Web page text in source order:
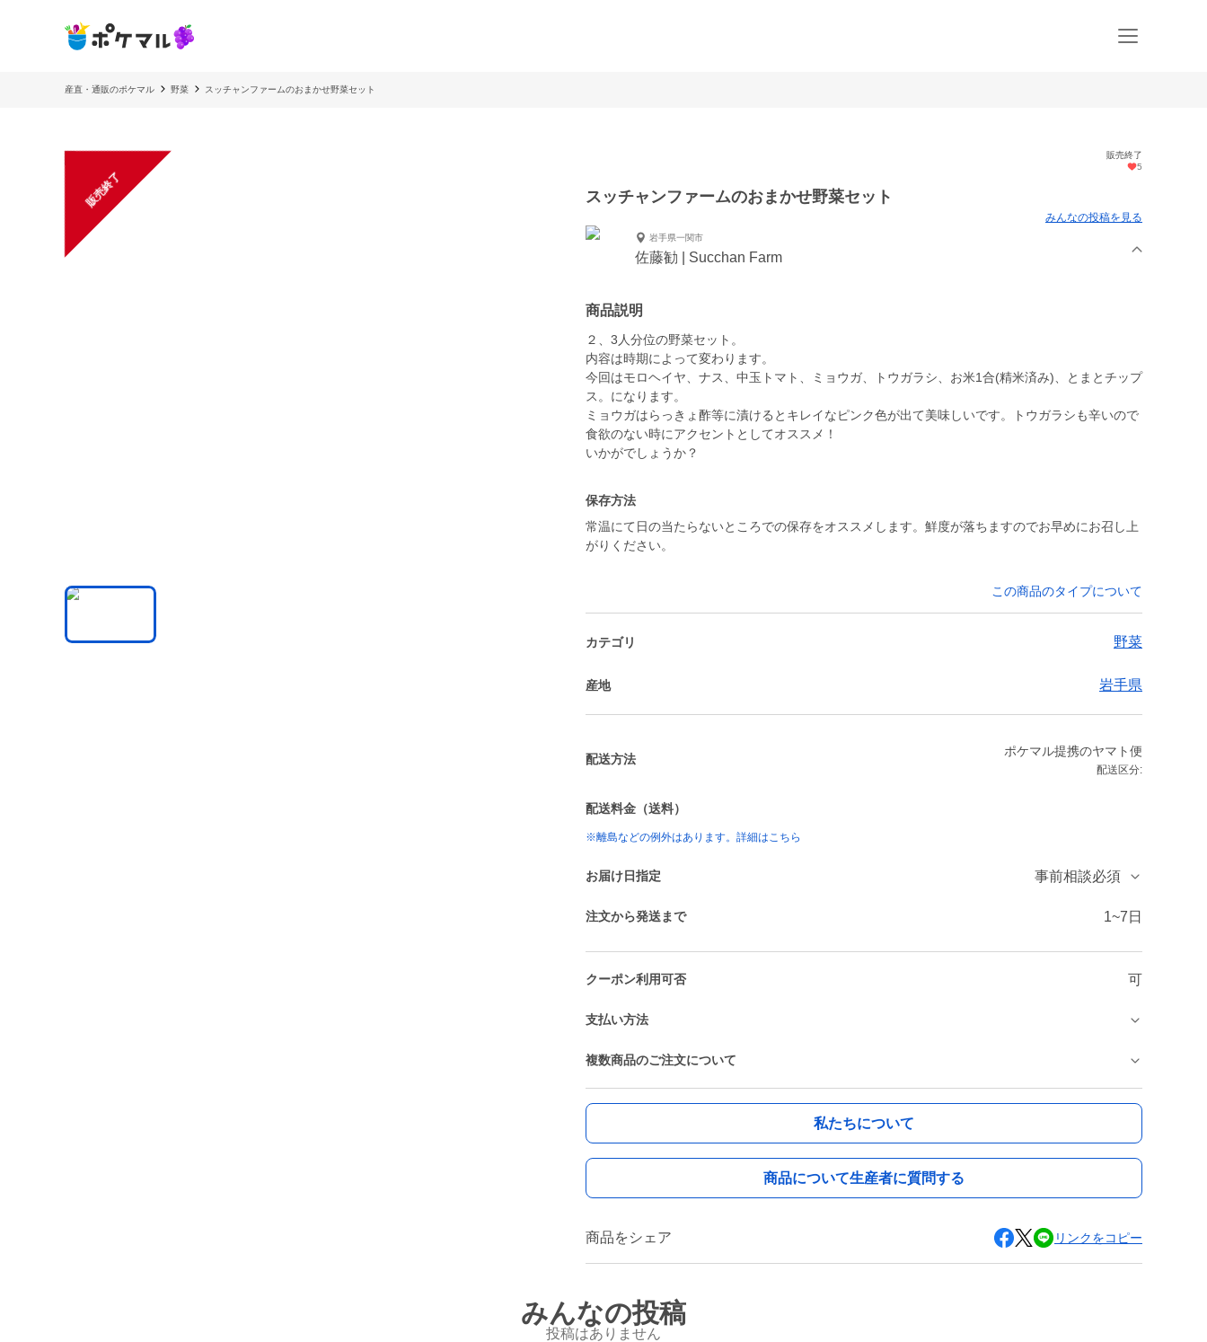
産直・通販のポケマル 野菜 スッチャンファームのおまかせ野菜セット
販売終了
販売終了
5
スッチャンファームのおまかせ野菜セット
みんなの投稿を見る
岩手県一関市
佐藤勧 | Succhan Farm
商品説明
２、3人分位の野菜セット。
内容は時期によって変わります。
今回はモロヘイヤ、ナス、中玉トマト、ミョウガ、トウガラシ、お米1合(精米済み)、とまとチップ
ス。になります。
ミョウガはらっきょ酢等に漬けるとキレイなピンク色が出て美味しいです。トウガラシも辛いので
食欲のない時にアクセントとしてオススメ！
いかがでしょうか？
保存方法
常温にて日の当たらないところでの保存をオススメします。鮮度が落ちますのでお早めにお召し上
がりください。
この商品のタイプについて
カテゴリ 野菜
産地 岩手県
配送方法
ポケマル提携のヤマト便
配送区分:
配送料金（送料）
※離島などの例外はあります。詳細はこちら
お届け日指定 事前相談必須
注文から発送まで 1~7日
クーポン利用可否 可
支払い方法
複数商品のご注文について
私たちについて
商品について生産者に質問する
商品をシェア リンクをコピー
みんなの投稿
投稿はありません